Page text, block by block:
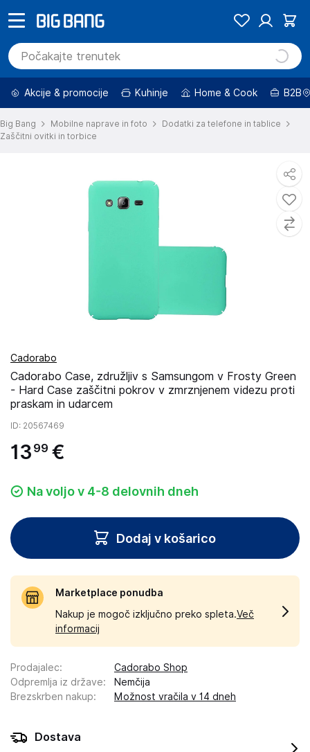
Akcije & promocije Kuhinje Home & Cook B2B
Big Bang Mobilne naprave in foto
Dodatki za telefone in tablice
Zaščitni ovitki in torbice
Cadorabo
Cadorabo Case, združljiv s Samsungom v Frosty Green
- Hard Case zaščitni pokrov v zmrznjenem videzu proti
praskam in udarcem
ID: 20567469
13 99 €
Na voljo v 4-8 delovnih dneh
Dodaj v košarico
Marketplace ponudba
Nakup je mogoč izključno preko spleta.Več
informacij
Prodajalec:
Cadorabo Shop
Odpremlja iz države:
Nemčija
Brezskrben nakup: Možnost vračila v 14 dneh
Dostava